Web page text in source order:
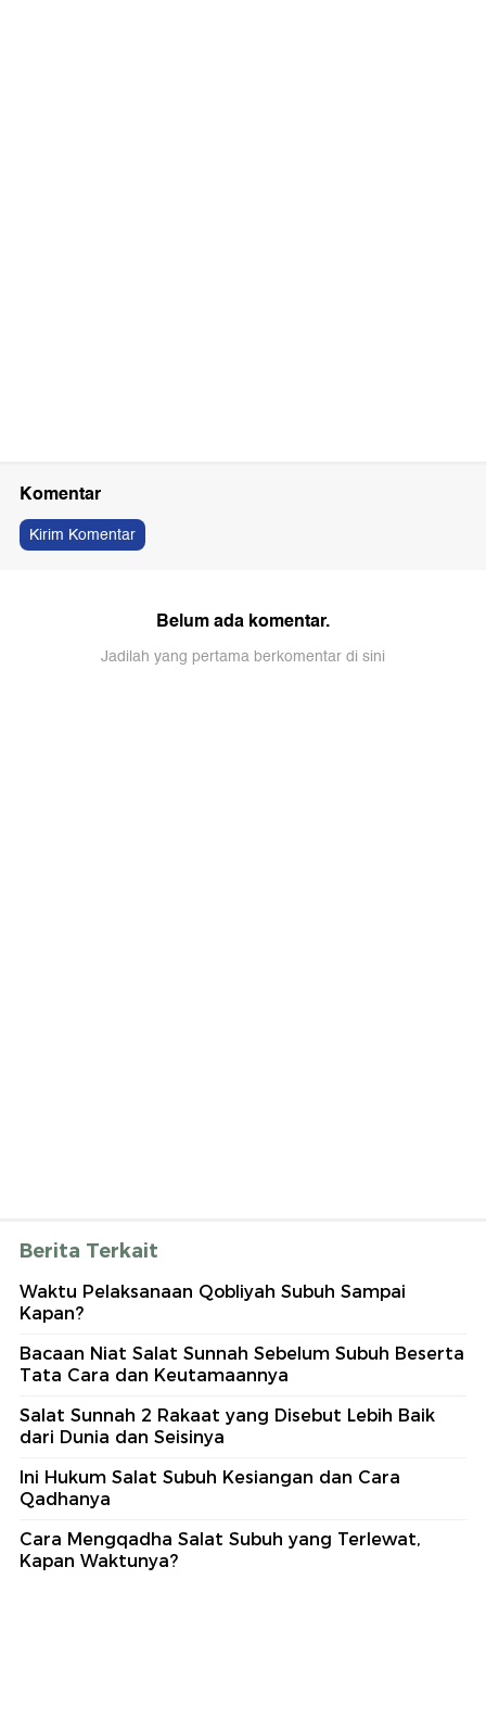
Komentar
Kirim Komentar
Belum ada komentar.
Jadilah yang pertama berkomentar di sini
Berita Terkait
Waktu Pelaksanaan Qobliyah Subuh Sampai
Kapan?
Bacaan Niat Salat Sunnah Sebelum Subuh Beserta
Tata Cara dan Keutamaannya
Salat Sunnah 2 Rakaat yang Disebut Lebih Baik
dari Dunia dan Seisinya
Ini Hukum Salat Subuh Kesiangan dan Cara
Qadhanya
Cara Mengqadha Salat Subuh yang Terlewat,
Kapan Waktunya?